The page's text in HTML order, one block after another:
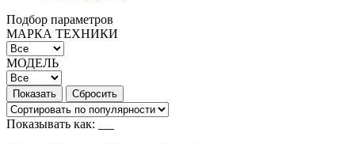
Подбор параметров
МАРКА ТЕХНИКИ
МОДЕЛЬ
Показывать как: